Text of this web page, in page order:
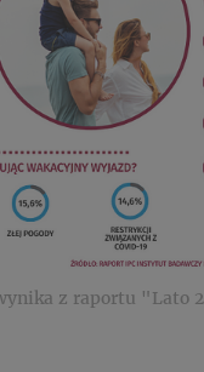
z raportu "Lato